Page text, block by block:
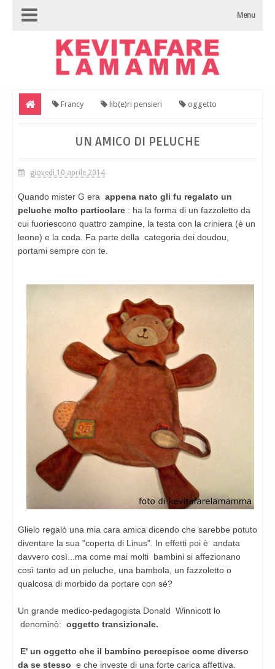
Menu
Francy lib(e)ri pensieri oggetto
UN AMICO DI PELUCHE
giovedì 10 aprile 2014
Quando mister G era appena nato gli fu regalato un
peluche molto particolare : ha la forma di un fazzoletto da
cui fuoriescono quattro zampine, la testa con la criniera (è un
leone) e la coda. Fa parte della categoria dei doudou,
portami sempre con te.
Glielo regalò una mia cara amica dicendo che sarebbe potuto
diventare la sua "coperta di Linus". In effetti poi è andata
davvero così...ma come mai molti bambini si affezionano
così tanto ad un peluche, una bambola, un fazzoletto o
qualcosa di morbido da portare con sé?
Un grande medico-pedagogista Donald Winnicott lo
denominò: oggetto transizionale.
E' un oggetto che il bambino percepisce come diverso
da se stesso e che investe di una forte carica affettiva.